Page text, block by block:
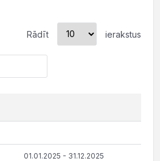
Rādīt ierakstus
01.01.2025 - 31.12.2025